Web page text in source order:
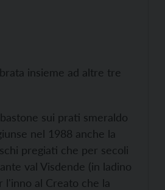
insieme ad altre tre
sui prati smeraldo
nel 1988 anche la
pregiati che per secoli
val Visdende (in ladino
l'inno al Creato che la